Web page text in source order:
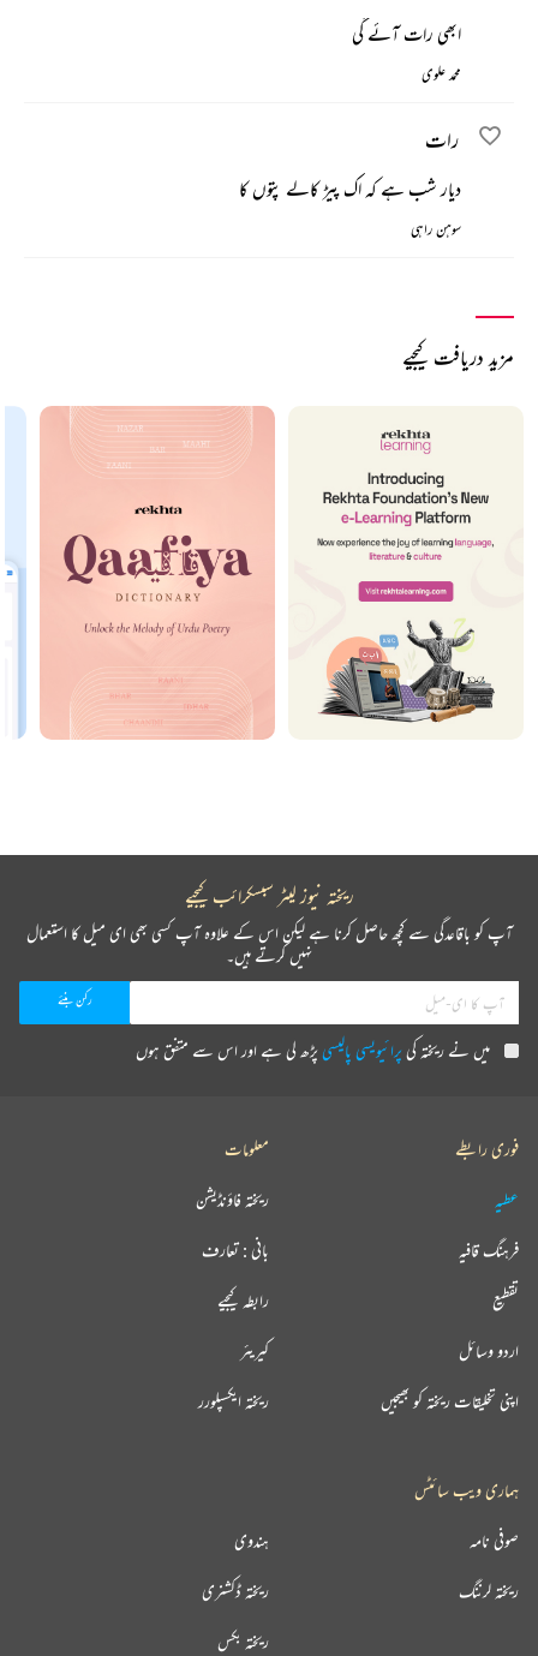
ابھی رات آئے گی
محمد علوی
رات
دیار شب ہے کہ اک پیڑ کالے پتوں کا
سوہن راہی
مزید دریافت کیجیے
ریختہ نیوز لیٹر سبسکرائب کیجیے
آپ کو باقاعدگی سے کچھ حاصل کرنا ہے لیکن اس کے علاوہ آپ کسی بھی ای میل کا استعمال
نہیں کرتے ہیں۔
میں نے ریختہ کیپرائیویسی پالیسیپڑھ لی ہے اور اس سے متفق ہوں
فوری رابطے
عطیہ
فرہنگ قافیہ
تقطیع
اردو وسائل
اپنی تخلیقات ریختہ کو بھیجیں
معلومات
ریختہ فاؤنڈیشن
بانی : تعارف
رابطہ کیجیے
کیریئر
ریختہ ایکسپلورر
ہماری ویب سائٹس
ہندوی صوفی نامہ
ریختہ ڈکشنری ریختہ لرننگ
ریختہ بکس